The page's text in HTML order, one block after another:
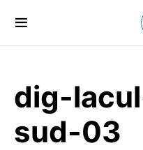
dig-
sud-03